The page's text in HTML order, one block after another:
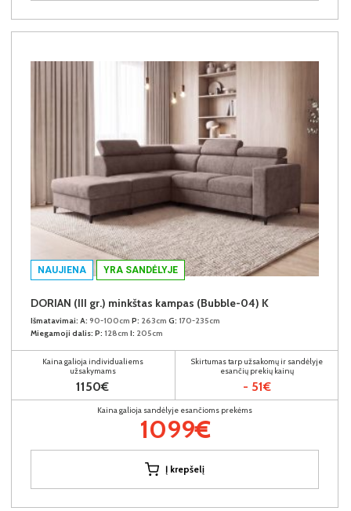
NAUJIENA YRA SANDĖLYJE
DORIAN (III gr.) minkštas kampas (Bubble-04) K
Išmatavimai: A: 90-100cm P: 263cm G: 170-235cm
Miegamoji dalis: P: 128cm I: 205cm
Kaina galioja individualiems
užsakymams
1150€
Skirtumas tarp užsakomų ir sandėlyje
esančių prekių kainų
- 51€
Kaina galioja sandėlyje esančioms prekėms
1099€
Į krepšelį